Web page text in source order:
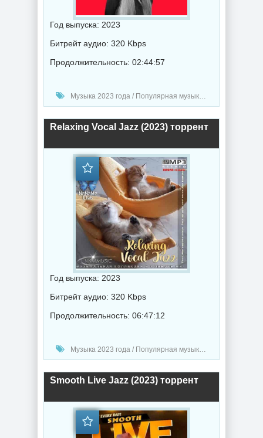
Год выпуска: 2023
Битрейт аудио: 320 Kbps
Продолжительность: 02:44:57
Музыка 2023 года / Популярная музыка / Рок - альтернативная музыка / Джаз музыка / Музыка VA / Synthpop music
Relaxing Vocal Jazz (2023) торрент
Год выпуска: 2023
Битрейт аудио: 320 Kbps
Продолжительность: 06:47:12
Музыка 2023 года / Популярная музыка / Джаз музыка / Музыка VA
Smooth Live Jazz (2023) торрент